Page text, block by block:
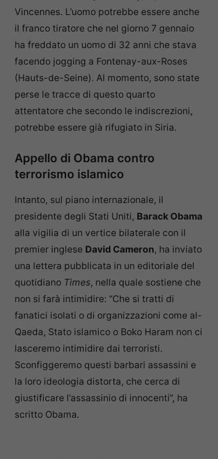
Vincennes. L’uomo potrebbe essere anche
il franco tiratore che nel giorno 7 gennaio
ha freddato un uomo di 32 anni che stava
facendo jogging a Fontenay-aux-Roses
(Hauts-de-Seine). Al momento, sono state
perse le tracce di questo quarto
attentatore che secondo le indiscrezioni,
potrebbe essere già rifugiato in Siria.
Appello di Obama contro
terrorismo islamico
Intanto, sul piano internazionale, il
presidente degli Stati Uniti, Barack Obama
alla vigilia di un vertice bilaterale con il
premier inglese David Cameron, ha inviato
una lettera pubblicata in un editoriale del
quotidiano Times, nella quale sostiene che
non si farà intimidire: “Che si tratti di
fanatici isolati o di organizzazioni come al-
Qaeda, Stato islamico o Boko Haram non ci
lasceremo intimidire dai terroristi.
Sconfiggeremo questi barbari assassini e
la loro ideologia distorta, che cerca di
giustificare l’assassinio di innocenti”, ha
scritto Obama.